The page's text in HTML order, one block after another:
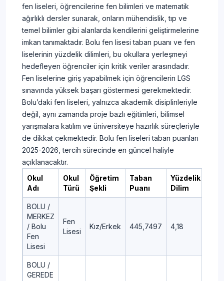
fen liseleri, öğrencilerine fen bilimleri ve matematik
ağırlıklı dersler sunarak, onların mühendislik, tıp ve
temel bilimler gibi alanlarda kendilerini geliştirmelerine
imkan tanımaktadır. Bolu fen lisesi taban puanı ve fen
liselerinin yüzdelik dilimleri, bu okullara yerleşmeyi
hedefleyen öğrenciler için kritik veriler arasındadır.
Fen liselerine giriş yapabilmek için öğrencilerin LGS
sınavında yüksek başarı göstermesi gerekmektedir.
Bolu’daki fen liseleri, yalnızca akademik disiplinleriyle
değil, aynı zamanda proje bazlı eğitimleri, bilimsel
yarışmalara katılım ve üniversiteye hazırlık süreçleriyle
de dikkat çekmektedir. Bolu fen liseleri taban puanları
2025-2026, tercih sürecinde en güncel haliyle
açıklanacaktır.
Okul
Adı
Okul
Türü
Öğretim
Şekli
Taban
Puanı
Yüzdelik
Dilim
BOLU /
MERKEZ
/ Bolu
Fen
Lisesi
Fen
Lisesi
Kız/Erkek 445,7497 4,18
BOLU /
GEREDE